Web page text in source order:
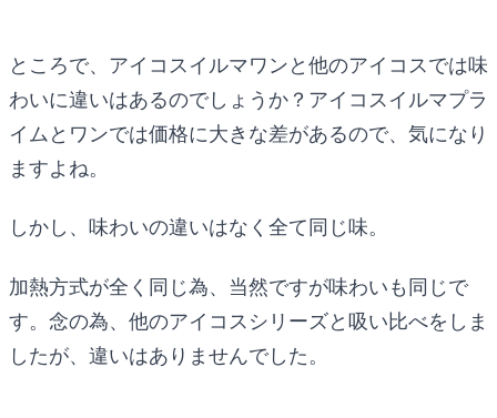
ところで、アイコスイルマワンと他のアイコスでは味
わいに違いはあるのでしょうか？アイコスイルマプラ
イムとワンでは価格に大きな差があるので、気になり
ますよね。
しかし、味わいの違いはなく全て同じ味。
加熱方式が全く同じ為、当然ですが味わいも同じで
す。念の為、他のアイコスシリーズと吸い比べをしま
したが、違いはありませんでした。